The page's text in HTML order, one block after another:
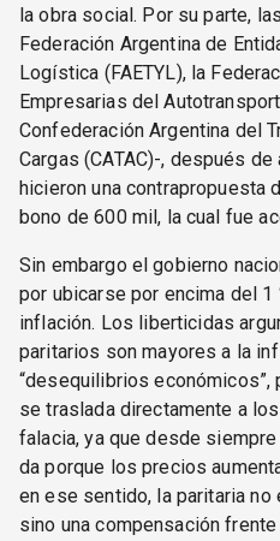
la obra social. Por su parte,
Federación Argentina de
Logística (FAETYL), la
Empresarias del
Confederación Argentina del
Cargas (CATAC)-, después
hicieron una contrapropuesta
bono de 600 mil, la cual fue
Sin embargo el gobierno
por ubicarse por encima del
inflación. Los liberticidas
paritarios son mayores a la
“desequilibrios económicos”,
se traslada directamente a
falacia, ya que desde
da porque los precios
en ese sentido, la paritaria
sino una compensación